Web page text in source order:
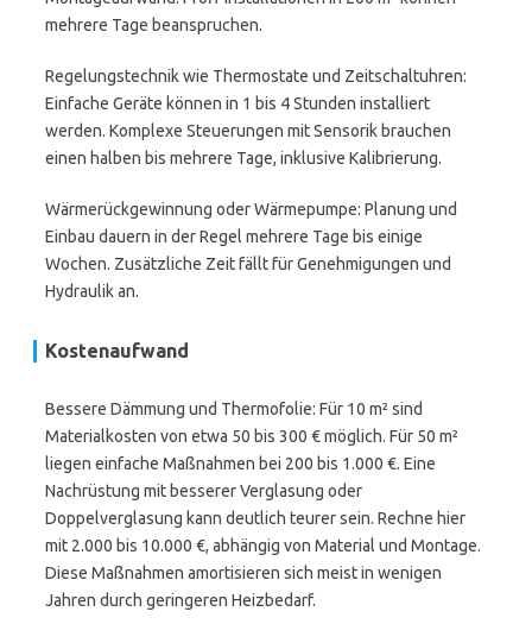
mehrere Tage beanspruchen.
Regelungstechnik wie Thermostate und Zeitschaltuhren:
Einfache Geräte können in 1 bis 4 Stunden installiert
werden. Komplexe Steuerungen mit Sensorik brauchen
einen halben bis mehrere Tage, inklusive Kalibrierung.
Wärmerückgewinnung oder Wärmepumpe: Planung und
Einbau dauern in der Regel mehrere Tage bis einige
Wochen. Zusätzliche Zeit fällt für Genehmigungen und
Hydraulik an.
Kostenaufwand
Bessere Dämmung und Thermofolie: Für 10 m² sind
Materialkosten von etwa 50 bis 300 € möglich. Für 50 m²
liegen einfache Maßnahmen bei 200 bis 1.000 €. Eine
Nachrüstung mit besserer Verglasung oder
Doppelverglasung kann deutlich teurer sein. Rechne hier
mit 2.000 bis 10.000 €, abhängig von Material und Montage.
Diese Maßnahmen amortisieren sich meist in wenigen
Jahren durch geringeren Heizbedarf.